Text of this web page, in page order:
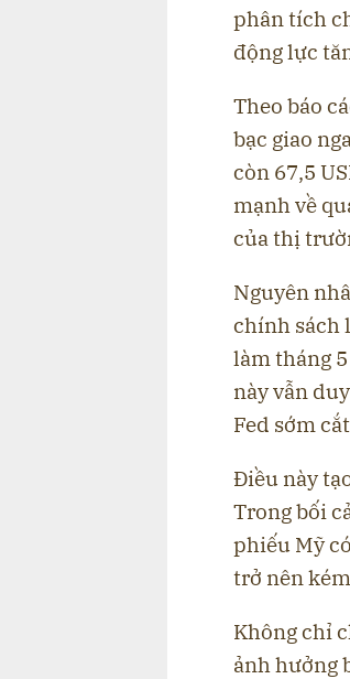
phân tích
động lực
Theo báo
bạc giao
còn 67,5
mạnh về
của thị
Nguyên
chính sách
làm tháng
này vẫn
Fed sớm
Điều này
Trong bối
phiếu Mỹ
trở nên
Không chỉ
ảnh hưởng